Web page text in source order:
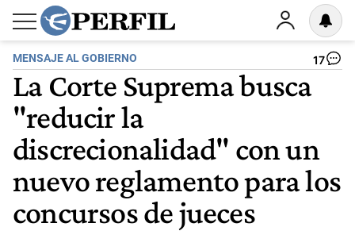
MENSAJE AL GOBIERNO 17
La Corte Suprema busca
"reducir la
discrecionalidad" con un
nuevo reglamento para los
concursos de jueces